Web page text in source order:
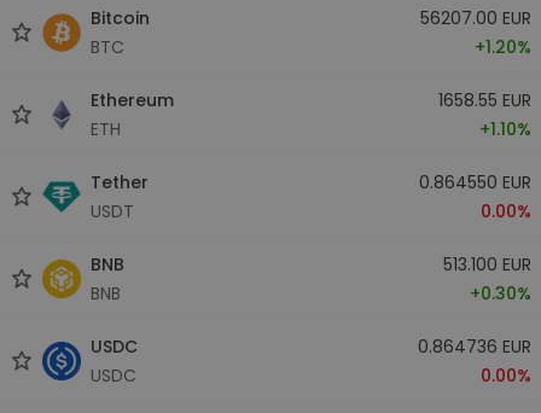
Bitcoin
BTC
56207.00 EUR
+1.20%
Ethereum
ETH
1658.55 EUR
+1.10%
Tether
USDT
0.864550 EUR
0.00%
BNB
BNB
513.100 EUR
+0.30%
USDC
USDC
0.864736 EUR
0.00%